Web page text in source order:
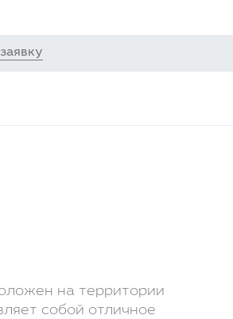
на территории
собой отличное